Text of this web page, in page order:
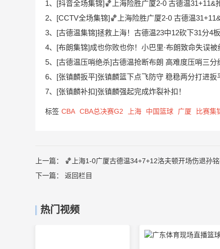
1、[抖音全场集锦]🏀上海险胜广厦2-0 古德温31+11&
2、[CCTV全场集锦]🏀上海险胜广厦2-0 古德温
3、[古德温集锦]拯救上海！古德温23中12砍下31分4
4、[布朗集锦]成也你败也你！小巴里·布朗致命失误
5、[古德温压哨绝杀]古德温抢断布朗 高难度压哨三分
6、[张镇麟扳平]张镇麟篮下点飞防守 稳稳两分打进扳
7、[张镇麟补扣]张镇麟强起完成炸裂补扣！
标签 CBA CBA总决赛G2 上海 中国篮球 广厦 比赛集
上一篇： 🏀上海1-0广厦古德温34+7+12洛夫顿开场伤退孙
下一篇： 返回栏目
热门视频